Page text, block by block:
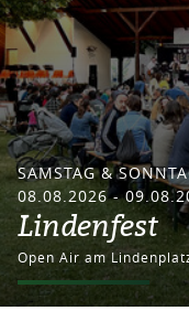
SAMSTAG &
08.08.2026 -
Lindenfest
Open Air am